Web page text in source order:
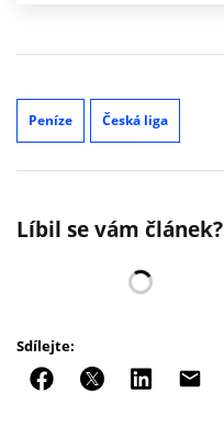
Peníze Česká liga
Líbil se vám článek?
Sdílejte: